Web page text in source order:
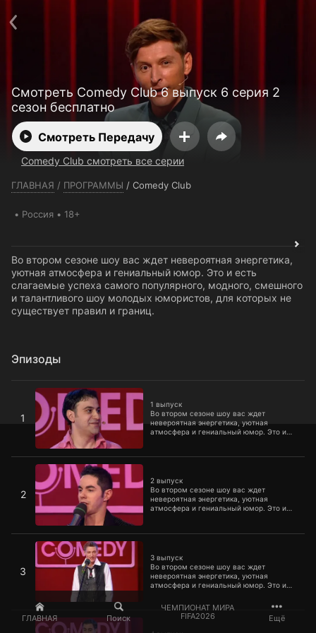
ГЛАВНАЯ Поиск
ЧЕМПИОНАТ МИРА
FIFA2026
Ещё
Смотреть Comedy Club 6 выпуск 6 серия 2
сезон бесплатно
Смотреть Передачу
Comedy Club смотреть все серии
ГЛАВНАЯ / ПРОГРАММЫ / Comedy Club
Россия 18+
Во втором сезоне шоу вас ждет невероятная энергетика,
уютная атмосфера и гениальный юмор. Это и есть
слагаемые успеха самого популярного, модного, смешного
и талантливого шоу молодых юмористов, для которых не
существует правил и границ.
Эпизоды
1
1 выпуск
Во втором сезоне шоу вас ждет
невероятная энергетика, уютная
атмосфера и гениальный юмор. Это и
талантливого шоу молодых юмористов,
границ.
1 выпуск
2
2 выпуск
Во втором сезоне шоу вас ждет
невероятная энергетика, уютная
атмосфера и гениальный юмор. Это и
талантливого шоу молодых юмористов,
границ.
2 выпуск
3
3 выпуск
Во втором сезоне шоу вас ждет
невероятная энергетика, уютная
атмосфера и гениальный юмор. Это и
популярного, модного, смешного и
талантливого шоу молодых юмористов,
для которых не существует правил и
границ.
3 выпуск
4 выпуск
Пользовательское соглашение
Политика конфиденциальности
Открыть приложение